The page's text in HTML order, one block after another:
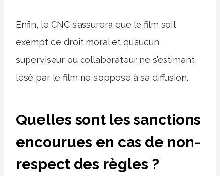
Enfin, le CNC s’assurera que le film soit
exempt de droit moral et qu’aucun
superviseur ou collaborateur ne s’estimant
lésé par le film ne s’oppose à sa diffusion.
Quelles sont les sanctions
encourues en cas de non-
respect des règles ?